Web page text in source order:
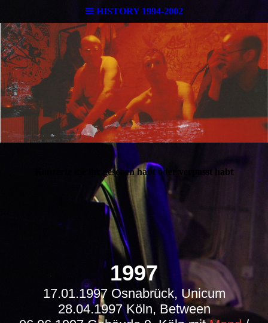
HISTORY 1994-2002
Konzerte die ihr gesehen habt oder verpasst habt
1997
17.01.1997 Osnabrück, Unicum
28.04.1997 Köln, Between